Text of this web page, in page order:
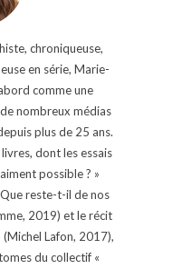
chroniqueuse,
en série, Marie-
comme une
nombreux médias
plus de 25 ans.
dont les essais
possible ? »
reste-t-il de nos
2019) et le récit
Lafon, 2017),
du collectif «